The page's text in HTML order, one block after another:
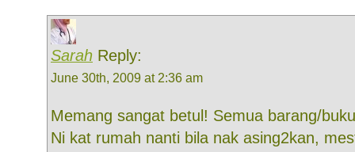
Sarah Reply:
June 30th, 2009 at 2:36 am
Memang sangat betul! Semua barang/
Ni kat rumah nanti bila nak asing2kan,